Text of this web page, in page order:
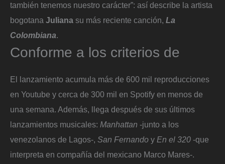
también tenemos nuestro carácter”: así describe la artista
bogotana Juliana su más reciente canción, La
Colombiana.
Conforme a los criterios de
El lanzamiento acumula más de 600 mil reproducciones
en Youtube y cerca de 300 mil en Spotify en menos de
una semana. Además, llega después de sus últimos
lanzamientos musicales: Manhattan -junto a los
venezolanos de Lagos-, San Fernando y En el 320 -que
interpreta en compañía del mexicano Marco Mares-.